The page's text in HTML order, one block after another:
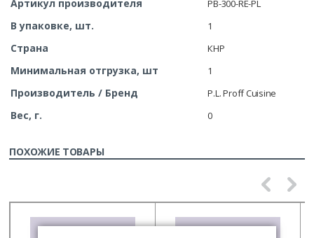
Артикул производителя PB-300-RE-PL
В упаковке, шт. 1
Страна КНР
Минимальная отгрузка, шт 1
Производитель / Бренд P.L. Proff Cuisine
Вес, г. 0
ПОХОЖИЕ ТОВАРЫ